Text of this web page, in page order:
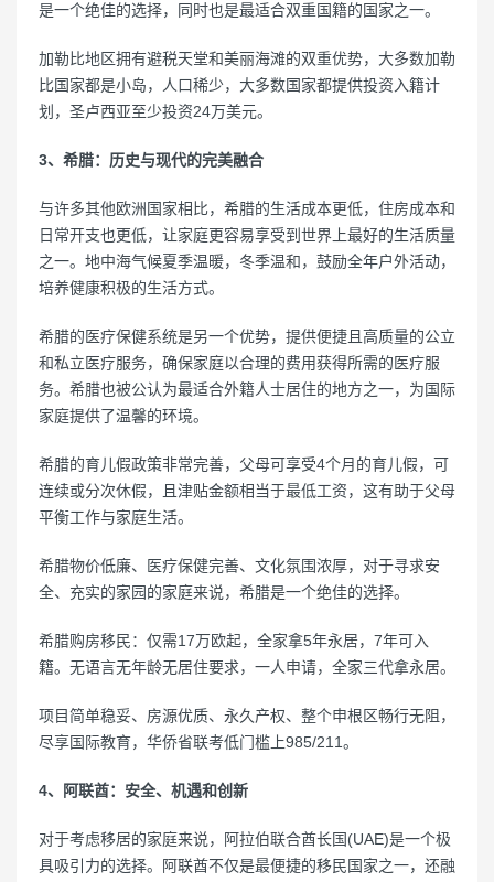
是一个绝佳的选择，同时也是最适合双重国籍的国家之一。
加勒比地区拥有避税天堂和美丽海滩的双重优势，大多数加勒
比国家都是小岛，人口稀少，大多数国家都提供投资入籍计
划，圣卢西亚至少投资24万美元。
3、希腊：历史与现代的完美融合
与许多其他欧洲国家相比，希腊的生活成本更低，住房成本和
日常开支也更低，让家庭更容易享受到世界上最好的生活质量
之一。地中海气候夏季温暖，冬季温和，鼓励全年户外活动，
培养健康积极的生活方式。
希腊的医疗保健系统是另一个优势，提供便捷且高质量的公立
和私立医疗服务，确保家庭以合理的费用获得所需的医疗服
务。希腊也被公认为最适合外籍人士居住的地方之一，为国际
家庭提供了温馨的环境。
希腊的育儿假政策非常完善，父母可享受4个月的育儿假，可
连续或分次休假，且津贴金额相当于最低工资，这有助于父母
平衡工作与家庭生活。
希腊物价低廉、医疗保健完善、文化氛围浓厚，对于寻求安
全、充实的家园的家庭来说，希腊是一个绝佳的选择。
希腊购房移民：仅需17万欧起，全家拿5年永居，7年可入
籍。无语言无年龄无居住要求，一人申请，全家三代拿永居。
项目简单稳妥、房源优质、永久产权、整个申根区畅行无阻，
尽享国际教育，华侨省联考低门槛上985/211。
4、阿联酋：安全、机遇和创新
对于考虑移居的家庭来说，阿拉伯联合酋长国(UAE)是一个极
具吸引力的选择。阿联酋不仅是最便捷的移民国家之一，还融